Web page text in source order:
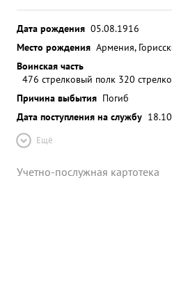
Дата рождения 05.08.1916
Место рождения Армения,
Воинская часть
476 стрелковый полк 320
Причина выбытия Погиб
Дата поступления на службу
Ещё
Учетно-послужная картотека